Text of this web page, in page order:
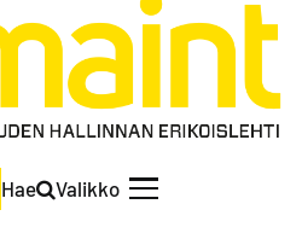
Hae Valikko